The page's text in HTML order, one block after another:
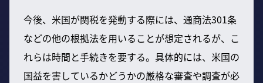
今後、米国が関税を発動する際には、通商法301条
などの他の根拠法を用いることが想定されるが、こ
れらは時間と手続きを要する。具体的には、米国の
国益を害しているかどうかの厳格な審査や調査が必